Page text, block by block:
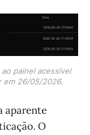
painel acessível
em 26/05/2026.
aparente
O